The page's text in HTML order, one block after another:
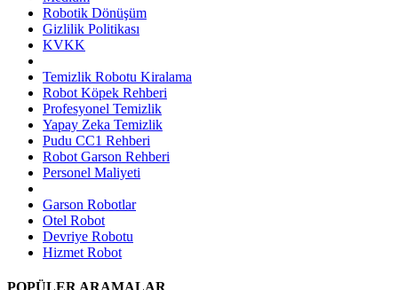
Robotik Dönüşüm
Gizlilik Politikası
KVKK
Temizlik Robotu Kiralama
Robot Köpek Rehberi
Profesyonel Temizlik
Yapay Zeka Temizlik
Pudu CC1 Rehberi
Robot Garson Rehberi
Personel Maliyeti
Garson Robotlar
Otel Robot
Devriye Robotu
Hizmet Robot
POPÜLER ARAMALAR